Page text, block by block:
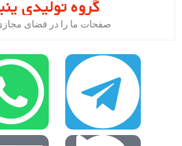
صفحات ما را در فضای مجازی